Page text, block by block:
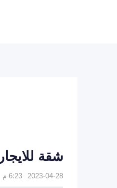
شقة
2023-04-28 6:23 م